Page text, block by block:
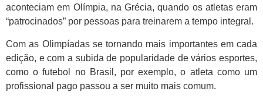
aconteciam em Olímpia, na Grécia, quando os atletas eram
“patrocinados” por pessoas para treinarem a tempo integral.
Com as Olimpíadas se tornando mais importantes em cada
edição, e com a subida de popularidade de vários esportes,
como o futebol no Brasil, por exemplo, o atleta como um
profissional pago passou a ser muito mais comum.